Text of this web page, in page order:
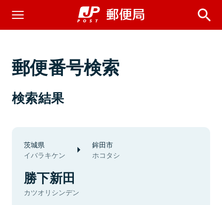
郵便番号検索
検索結果
茨城県
イバラキケン
鉾田市
ホコタシ
勝下新田
カツオリシンデン